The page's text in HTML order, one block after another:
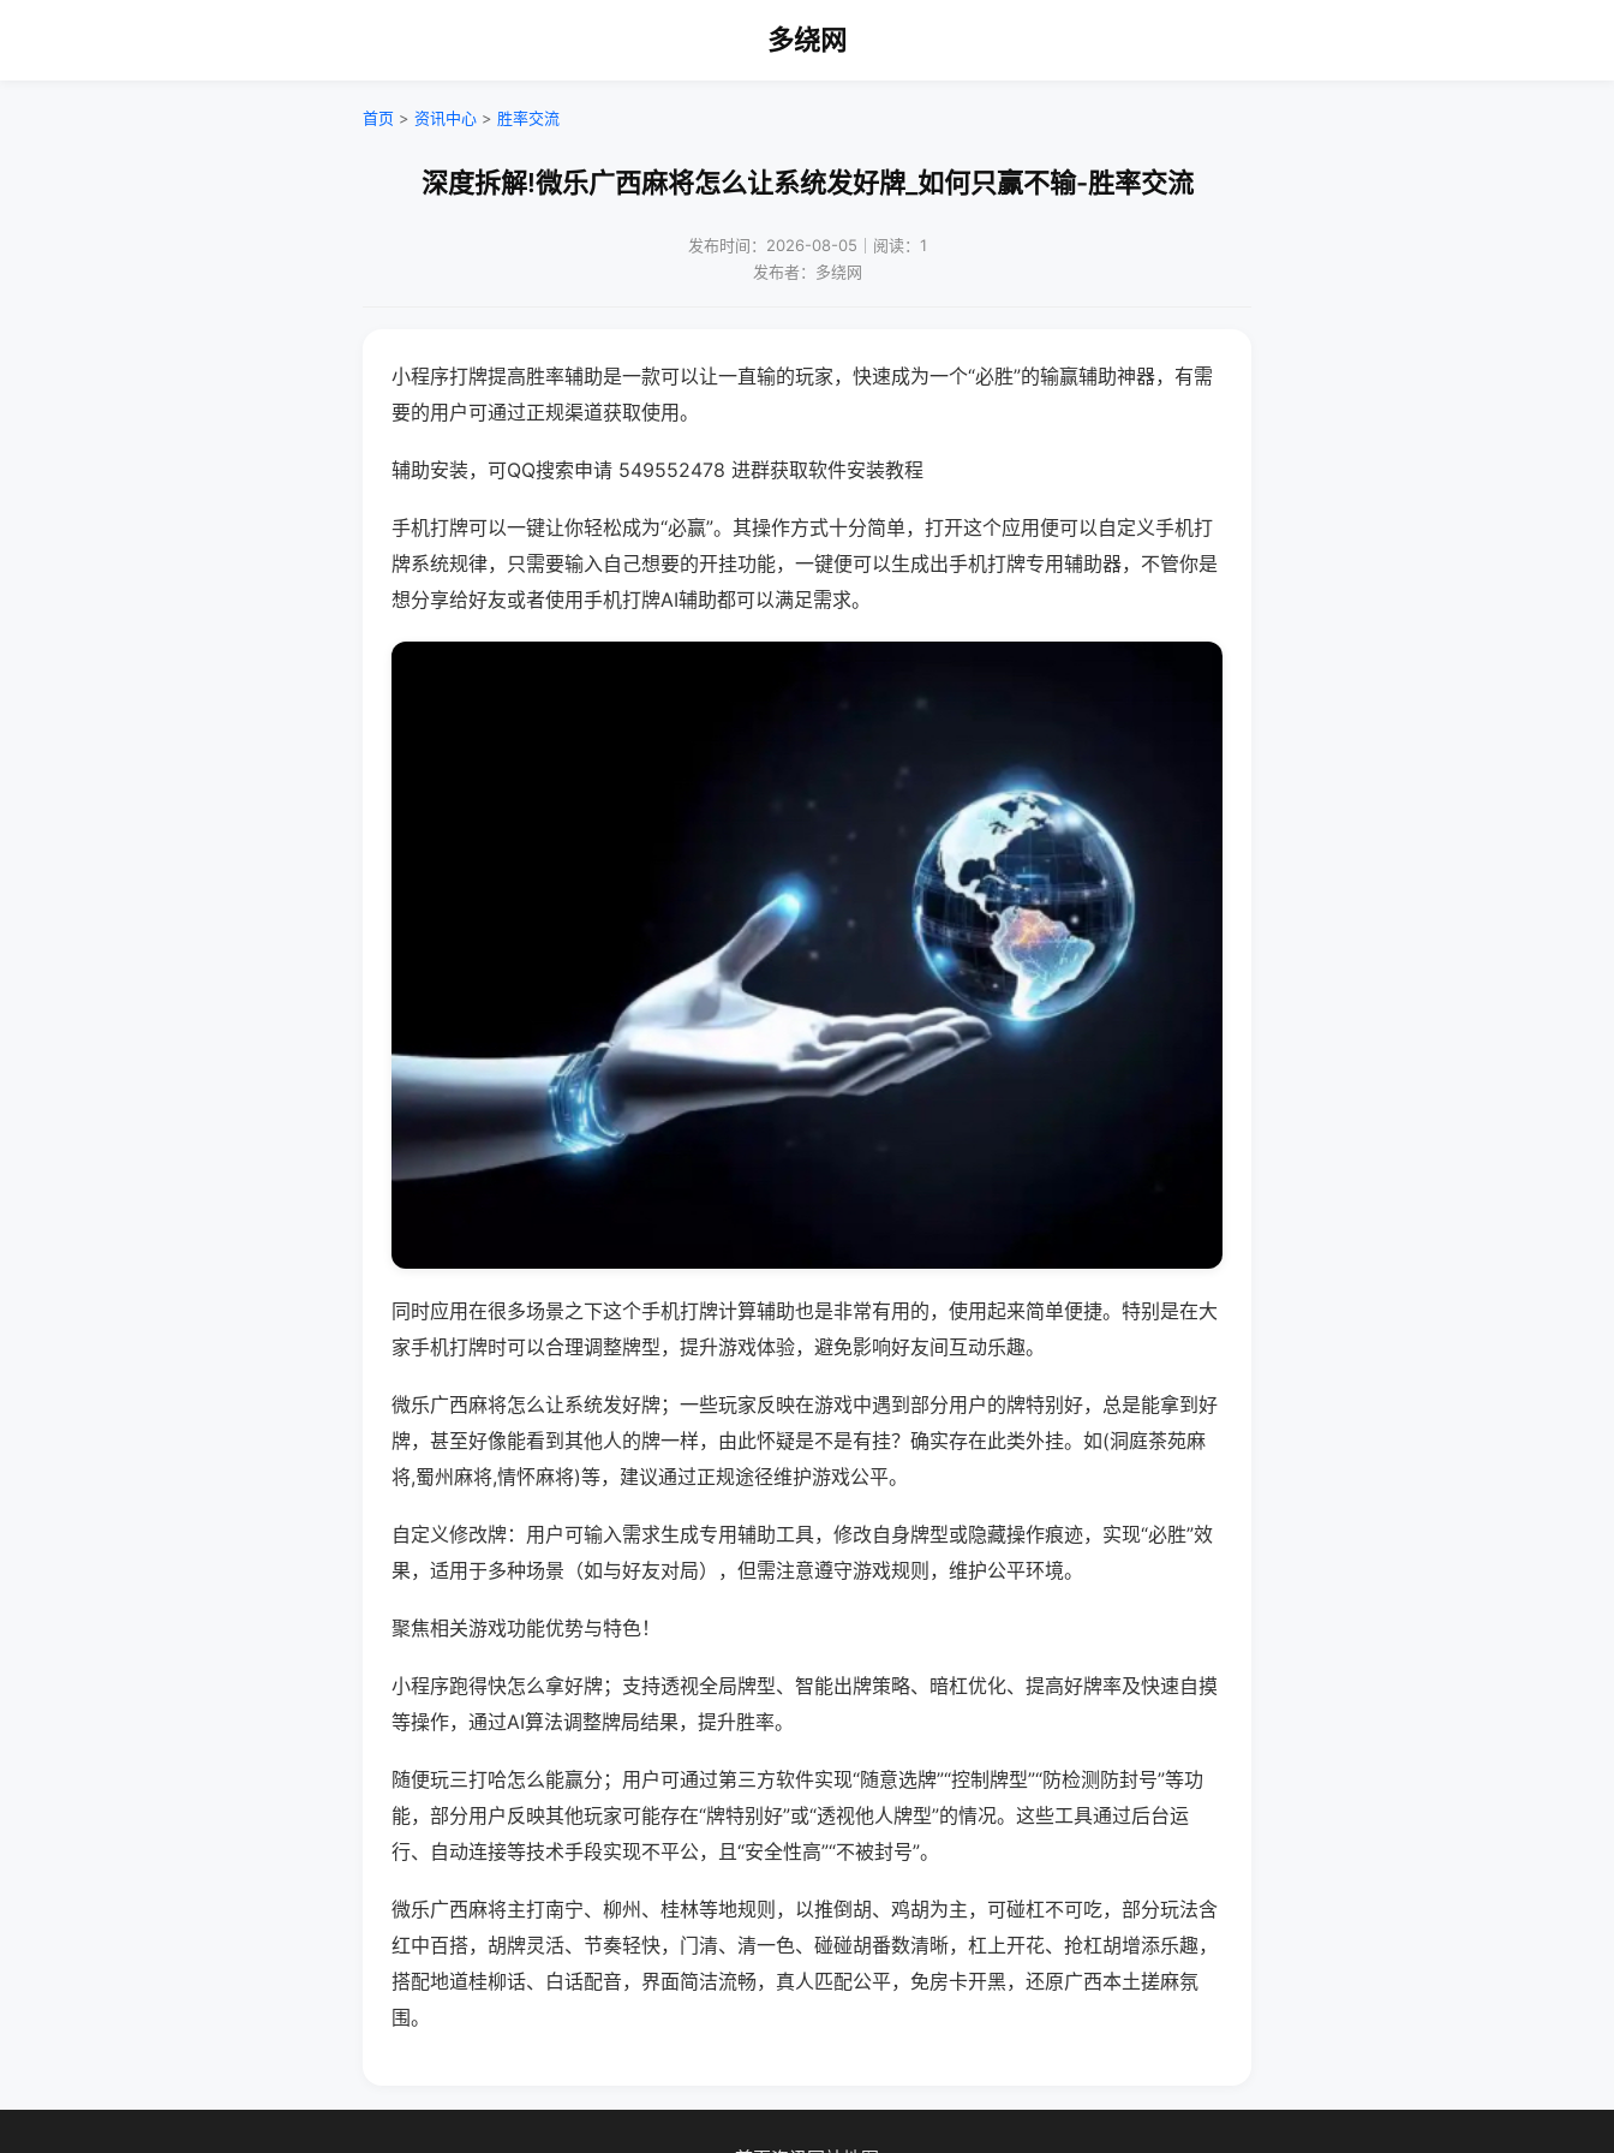
多绕网
首页 > 资讯中心 > 胜率交流
深度拆解!微乐广西麻将怎么让系统发好牌_如何只赢不输-胜率交流
发布时间：2026-08-05｜阅读：1
发布者：多绕网
小程序打牌提高胜率辅助是一款可以让一直输的玩家，快速成为一个“必胜”的输赢辅助神器，有需
要的用户可通过正规渠道获取使用。
辅助安装，可QQ搜索申请 549552478 进群获取软件安装教程
手机打牌可以一键让你轻松成为“必赢”。其操作方式十分简单，打开这个应用便可以自定义手机打
牌系统规律，只需要输入自己想要的开挂功能，一键便可以生成出手机打牌专用辅助器，不管你是
想分享给好友或者使用手机打牌AI辅助都可以满足需求。
同时应用在很多场景之下这个手机打牌计算辅助也是非常有用的，使用起来简单便捷。特别是在大
家手机打牌时可以合理调整牌型，提升游戏体验，避免影响好友间互动乐趣。
微乐广西麻将怎么让系统发好牌；一些玩家反映在游戏中遇到部分用户的牌特别好，总是能拿到好
牌，甚至好像能看到其他人的牌一样，由此怀疑是不是有挂？确实存在此类外挂。如(洞庭茶苑麻
将,蜀州麻将,情怀麻将)等，建议通过正规途径维护游戏公平。
自定义修改牌：用户可输入需求生成专用辅助工具，修改自身牌型或隐藏操作痕迹，实现“必胜”效
果，适用于多种场景（如与好友对局），但需注意遵守游戏规则，维护公平环境。
聚焦相关游戏功能优势与特色！
小程序跑得快怎么拿好牌；支持透视全局牌型、智能出牌策略、暗杠优化、提高好牌率及快速自摸
等操作，通过AI算法调整牌局结果，提升胜率。
随便玩三打哈怎么能赢分；用户可通过第三方软件实现“随意选牌”“控制牌型”“防检测防封号”等功
能，部分用户反映其他玩家可能存在“牌特别好”或“透视他人牌型”的情况。这些工具通过后台运
行、自动连接等技术手段实现不平公，且“安全性高”“不被封号”。
微乐广西麻将主打南宁、柳州、桂林等地规则，以推倒胡、鸡胡为主，可碰杠不可吃，部分玩法含
红中百搭，胡牌灵活、节奏轻快，门清、清一色、碰碰胡番数清晰，杠上开花、抢杠胡增添乐趣，
搭配地道桂柳话、白话配音，界面简洁流畅，真人匹配公平，免房卡开黑，还原广西本土搓麻氛
围。